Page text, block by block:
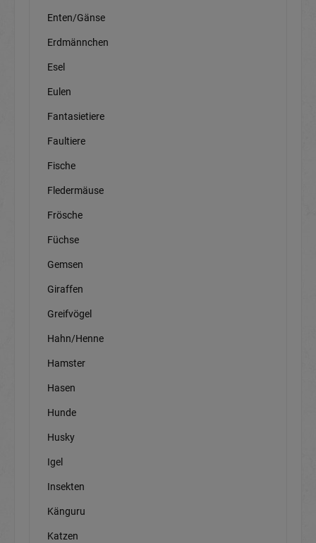
Enten/Gänse
Erdmännchen
Esel
Eulen
Fantasietiere
Faultiere
Fische
Fledermäuse
Frösche
Füchse
Gemsen
Giraffen
Greifvögel
Hahn/Henne
Hamster
Hasen
Hunde
Husky
Igel
Insekten
Känguru
Katzen